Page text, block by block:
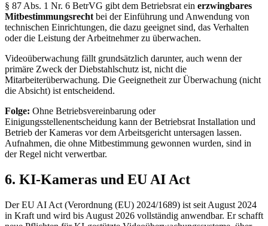
§ 87 Abs. 1 Nr. 6 BetrVG gibt dem Betriebsrat ein erzwingbares
Mitbestimmungsrechtbei der Einführung und Anwendung von
technischen Einrichtungen, die dazu geeignet sind, das Verhalten
oder die Leistung der Arbeitnehmer zu überwachen.
Videoüberwachung fällt grundsätzlich darunter, auch wenn der
primäre Zweck der Diebstahlschutz ist, nicht die
Mitarbeiterüberwachung. Die Geeignetheit zur Überwachung (nicht
die Absicht) ist entscheidend.
Folge: Ohne Betriebsvereinbarung oder
Einigungsstellenentscheidung kann der Betriebsrat Installation und
Betrieb der Kameras vor dem Arbeitsgericht untersagen lassen.
Aufnahmen, die ohne Mitbestimmung gewonnen wurden, sind in
der Regel nicht verwertbar.
6. KI-Kameras und EU AI Act
Der EU AI Act (Verordnung (EU) 2024/1689) ist seit August 2024
in Kraft und wird bis August 2026 vollständig anwendbar. Er schafft